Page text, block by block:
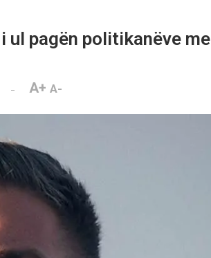
ul pagën politikanëve me
A+ A-